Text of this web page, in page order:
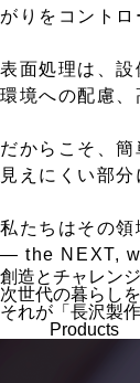
がりをコントロ
表面処理は、
環境への配慮、
だからこそ、簡
見えにくい部
私たちはその
— the NEXT,
創造とチャレン
次世代の暮らし
それが「長沢製
Products